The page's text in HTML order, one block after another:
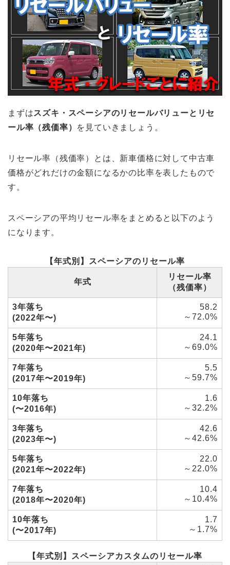
まずはスズキ・スペーシアのリセールバリューとリセ
ール率（残価率） を見ていきましょう。
リセール率（残価率）とは、新車価格に対して中古車
価格がどれだけの金額になるかの比率を表したもので
す。
スペーシアの平均リセール率をまとめると以下のよう
になります。
【年式別】スペーシアのリセール率
年式
リセール率
（残価率）
3年落ち
(2022年〜)
58.2
～72.0%
5年落ち
(2020年〜2021年)
24.1
～69.0%
7年落ち
(2017年〜2019年)
5.5
～59.7%
10年落ち
(〜2016年)
1.6
～32.2%
3年落ち
(2023年〜)
42.6
～42.6%
5年落ち
(2021年〜2022年)
22.0
～22.0%
7年落ち
(2018年〜2020年)
10.4
～10.4%
10年落ち
(〜2017年)
1.7
～1.7%
【年式別】スペーシアカスタムのリセール率